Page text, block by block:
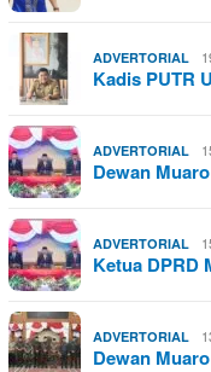
ADVERTORIAL
Kadis PUTR
ADVERTORIAL
Dewan
ADVERTORIAL
Ketua DPRD
ADVERTORIAL
Dewan